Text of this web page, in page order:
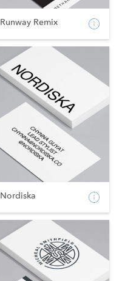
Runway Remix
Nordiska